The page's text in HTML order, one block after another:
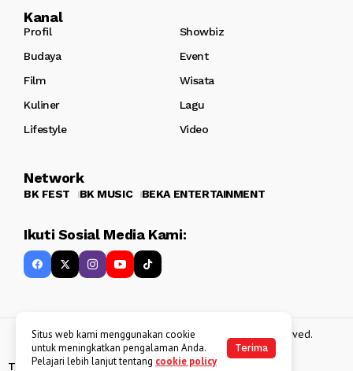
Kanal
Profil
Showbiz
Budaya
Event
Film
Wisata
Kuliner
Lagu
Lifestyle
Video
Network
BK FEST BK MUSIC BEKA ENTERTAINMENT
Ikuti Sosial Media Kami:
Copyright 2013 - 2025BATAKKEREN . All rights reserved.
Tentang Kami Kebijakan Data Pribadi Disclaimer
Situs web kami menggunakan cookie
untuk meningkatkan pengalaman Anda.
Pelajari lebih lanjut tentang cookie policy
Terima